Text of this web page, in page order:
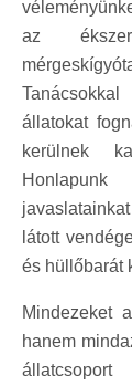
az
állatokat
kerülnek
látott
és hüllőbarát
Mindezeket
hanem